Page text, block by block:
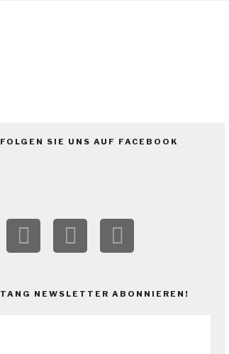
FOLGEN SIE UNS AUF FACEBOOK
TANG NEWSLETTER ABONNIEREN!